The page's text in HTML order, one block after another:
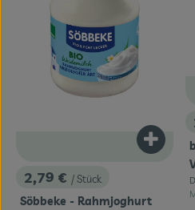
, Preis:
2,79 € / Stück
Söbbeke - Rahmjoghurt
,